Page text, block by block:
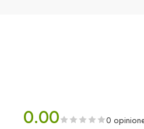
0.00 0